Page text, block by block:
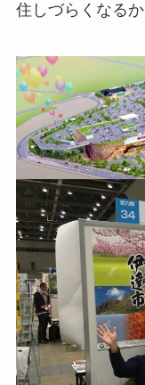
住しづらくなるか